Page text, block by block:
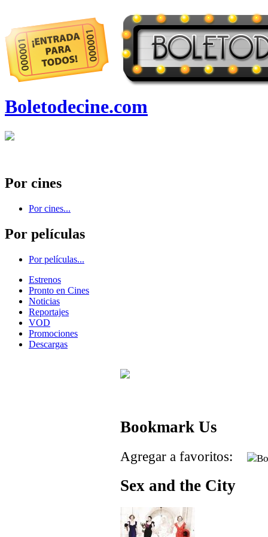
Boletodecine.com
Por cines
Por cines...
Por películas
Por películas...
Estrenos
Pronto en Cines
Noticias
Reportajes
VOD
Promociones
Descargas
Bookmark Us
Agregar a favoritos:
Sex and the City